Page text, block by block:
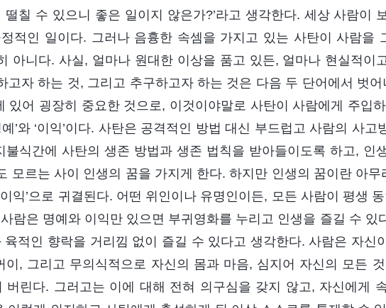
칠 수 있으니 좋은 일이지 않은가?’라고 생각한다. 세상 사람이
적인 일이다. 그러나 음흉한 속셈을 가지고 있는 사탄이 사람을
아니다. 사실, 얼마나 원대한 이상을 품고 있든, 얼마나 현실적이
고자 하는 것, 그리고 추구하고자 하는 것은 다음 두 단어에서 벗
있어 굉장히 중요한 것으로, 이것이야말로 사탄이 사람에게 주입
’와 ‘이익’이다. 사탄은 공격적인 방법 대신 부드럽고 사람의 사
불식간에 사탄의 생존 방법과 생존 법칙을 받아들이도록 하고, 인
모르는 사이 인생의 꿈을 가지게 한다. 하지만 인생의 꿈이란 아무
이익’으로 귀결된다. 어떤 위인이나 유명인이든, 모든 사람이 평생
사람은 명예와 이익만 있으면 부귀영화를 누리고 인생을 즐길 수 있
육적인 향락을 거리낌 없이 즐길 수 있다고 생각한다. 사람은 자신
이, 그리고 무의식적으로 자신의 몸과 마음, 심지어 자신의 모든
버린다. 그러고는 이에 대해 전혀 의구심을 갖지 않고, 자신에게